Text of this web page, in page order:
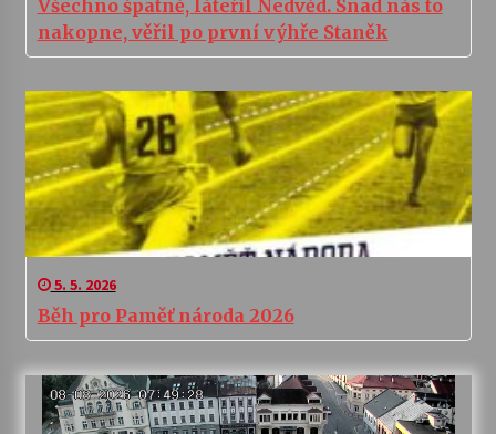
Všechno špatně, láteřil Nedvěd. Snad nás to
nakopne, věřil po první výhře Staněk
5. 5. 2026
Běh pro Paměť národa 2026